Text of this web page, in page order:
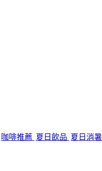
咖啡推薦 夏日飲品 夏日消暑